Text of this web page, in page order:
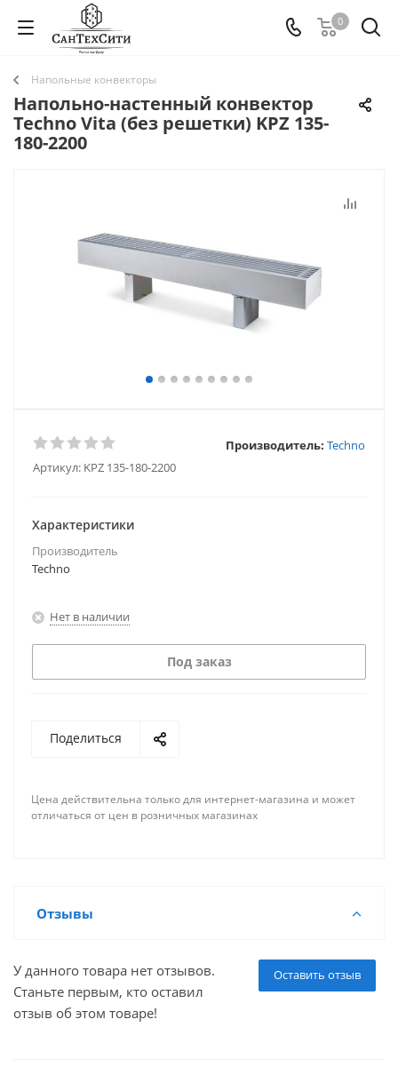
0
Напольные конвекторы
Напольно-настенный конвектор
Techno Vita (без решетки) KPZ 135-
180-2200
Артикул: KPZ 135-180-2200
Производитель: Techno
Характеристики
Производитель
Techno
Нет в наличии
Под заказ
Поделиться
Цена действительна только для интернет-магазина и может
отличаться от цен в розничных магазинах
Отзывы
Оставить отзыв
У данного товара нет отзывов.
Станьте первым, кто оставил
отзыв об этом товаре!